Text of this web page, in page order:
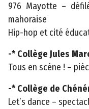
976 Mayotte –
mahoraise
Hip-hop et cité
-* Collège Jules
Tous en scène ! –
-* Collège de
Let’s dance –